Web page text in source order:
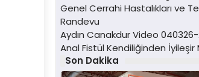
Genel Cerrahi Hastalıkları ve
Randevu
Aydın Canakdur Video
Anal Fistül Kendiliğinden İyileşir
Son Dakika